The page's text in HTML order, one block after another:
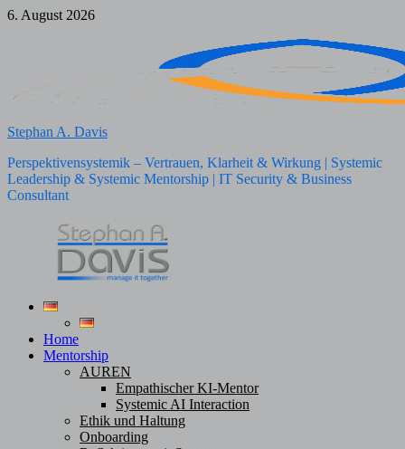
Zum
6. August 2026
Stephan A. Davis
Perspektivensystemik – Vertrauen, Klarheit & Wirkung | Systemic
Leadership & Systemic Mentorship | IT Security & Business
Consultant
Home
Mentorship
AUREN
Empathischer KI-Mentor
Systemic AI Interaction
Ethik und Haltung
Onboarding